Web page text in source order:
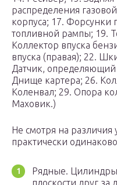
распределения
корпуса; 17. Форсунки
топливной рампы; 19.
Коллектор впуска
впуска (правая); 22.
Датчик,
Днище картера; 26.
Коленвал; 29. Опора
Маховик.)
Не смотря на различия
практически
Рядные.
плоскости друг за